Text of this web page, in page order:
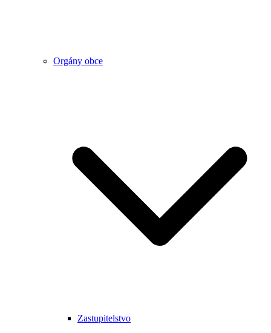
Orgány obce
Zastupitelstvo